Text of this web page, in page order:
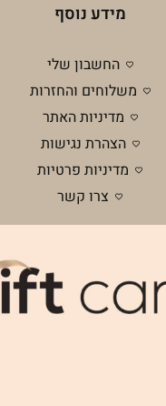
מידע נוסף
החשבון שלי
משלוחים והחזרות
מדיניות האתר
הצהרת נגישות
מדיניות פרטיות
צרו קשר